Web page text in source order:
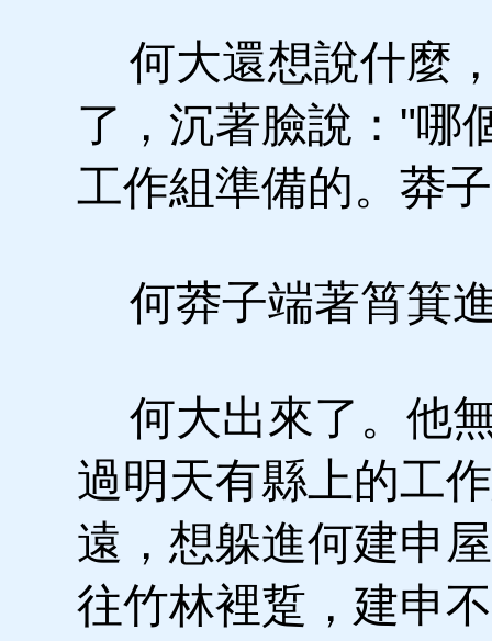
何大還想說什麼
了，沉著臉說："哪
工作組準備的。莽
何莽子端著筲箕
何大出來了。他
過明天有縣上的工
遠，想躲進何建申
往竹林裡踅，建申